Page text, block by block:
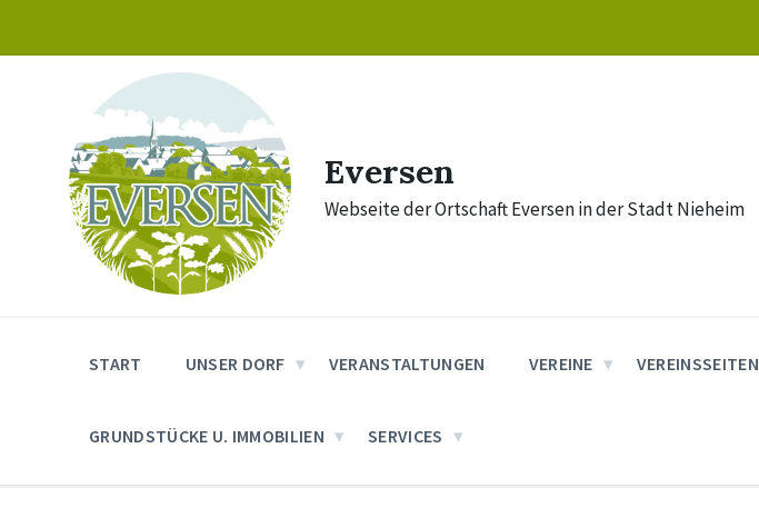
content
main
footer
Eversen
Webseite der Ortschaft Eversen in der Stadt Nieheim
START UNSER DORF VERANSTALTUNGEN VEREINE VEREINSSEITEN
GRUNDSTÜCKE U. IMMOBILIEN SERVICES